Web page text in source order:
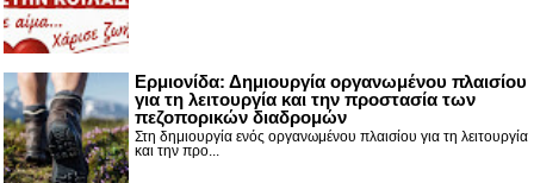
Ερμιονίδα: Δημιουργία οργανωμένου πλαισίου
για τη λειτουργία και την προστασία των
πεζοπορικών διαδρομών
Στη δημιουργία ενός οργανωμένου πλαισίου για τη λειτουργία
και την προ...